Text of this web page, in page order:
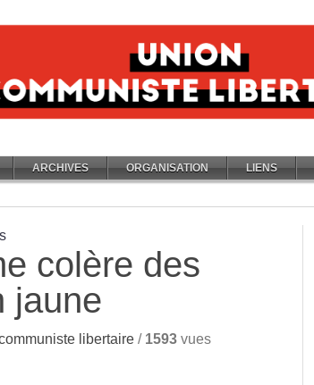
ARCHIVES ORGANISATION LIENS
colère des
jaune
libertaire / 1593 vues